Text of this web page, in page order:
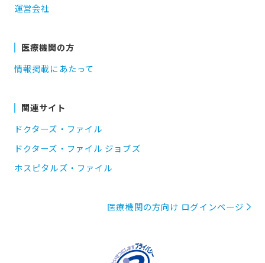
運営会社
医療機関の方
情報掲載にあたって
関連サイト
ドクターズ・ファイル
ドクターズ・ファイル ジョブズ
ホスピタルズ・ファイル
医療機関の方向け ログインページ